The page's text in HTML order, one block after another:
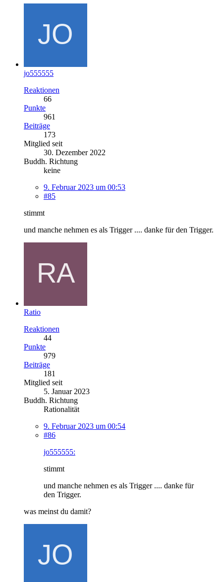
jo555555
Reaktionen
66
Punkte
961
Beiträge
173
Mitglied seit
30. Dezember 2022
Buddh. Richtung
keine
9. Februar 2023 um 00:53
#85
stimmt
und manche nehmen es als Trigger .... danke für den Trigger.
Ratio
Reaktionen
44
Punkte
979
Beiträge
181
Mitglied seit
5. Januar 2023
Buddh. Richtung
Rationalität
9. Februar 2023 um 00:54
#86
jo555555:
stimmt
und manche nehmen es als Trigger .... danke für
den Trigger.
was meinst du damit?